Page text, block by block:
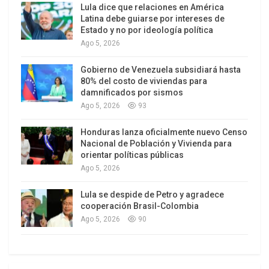
Recordar que dicha Ley disponía que quedaban
amnistiados todos los actos de intencionalidad
política así como los delitos y faltas tipificados en
cometido sus opositores, pero no entraba a
valorar los delitos que hubieran podido cometerse
por la dictadura al no estar tipificados como tales
sido solicitada su derogación por varias
asociaciones de juristas, el ministro de Justicia,
Alberto Ruiz Gallardón, ha afirmado que “no tiene
ninguna intención de derogar la Ley de Amnistía
de 1977 , pues es el gran acuerdo de la
Transición”.
Lula dice que relaciones en América
Latina debe guiarse por intereses de
Estado y no por ideología política
Ago 5, 2026
Gobierno de Venezuela subsidiará hasta
80% del costo de viviendas para
damnificados por sismos
Ago 5, 2026 93
Honduras lanza oficialmente nuevo Censo
Nacional de Población y Vivienda para
orientar políticas públicas
Ago 5, 2026
Lula se despide de Petro y agradece
cooperación Brasil-Colombia
Ago 5, 2026 90